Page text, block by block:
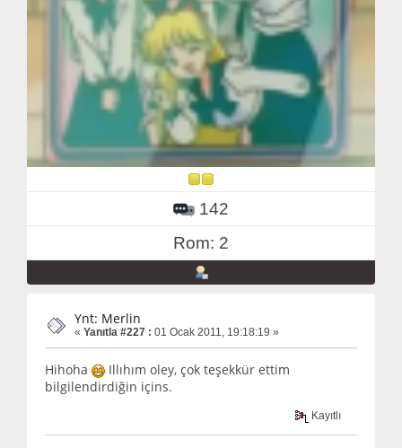
142
Rom: 2
Ynt: Merlin
« Yanıtla #227 : 01 Ocak 2011, 19:18:19 »
Hihoha
Illıhım oley, çok teşekkür ettim
bilgilendirdiğin içins.
Kayıtlı